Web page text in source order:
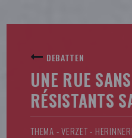
DEBATTEN
UNE RUE
RÉSISTANTS
THEMA - VERZET -